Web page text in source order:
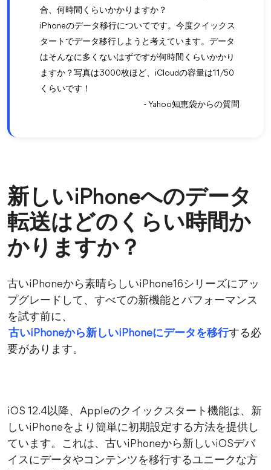
合、何時間くらいかかりますか？
iPhoneのデータ移行についてです。今度クイックス
タートでデータ移行しようと考えています。データ
はそんなに多くないはずですが何時間くらいかかり
ますか？写真は3000枚ほど、iCloudの容量は11/50
くらいです！
- Yahoo知恵袋からの質問
新しいiPhoneへのデータ
転送はどのくらい時間か
かりますか？
古いiPhoneから素晴らしいiPhone16シリーズにアッ
プグレードして、すべての新機能とパフォーマンス
を試す前に、
古いiPhoneから新しいiPhoneにデータを移行する必
要があります。
iOS 12.4以降、Appleのクイックスタート機能は、新
しいiPhoneをより簡単に初期設定する方法を提供し
ています。これは、古いiPhoneから新しいiOSデバ
イスにデータやコンテンツを移行するユニークな方